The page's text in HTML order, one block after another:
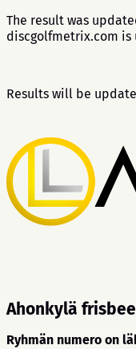
The result was
discgolfmetrix.com is
Results will be
Ahonkylä
Ryhmän numero on